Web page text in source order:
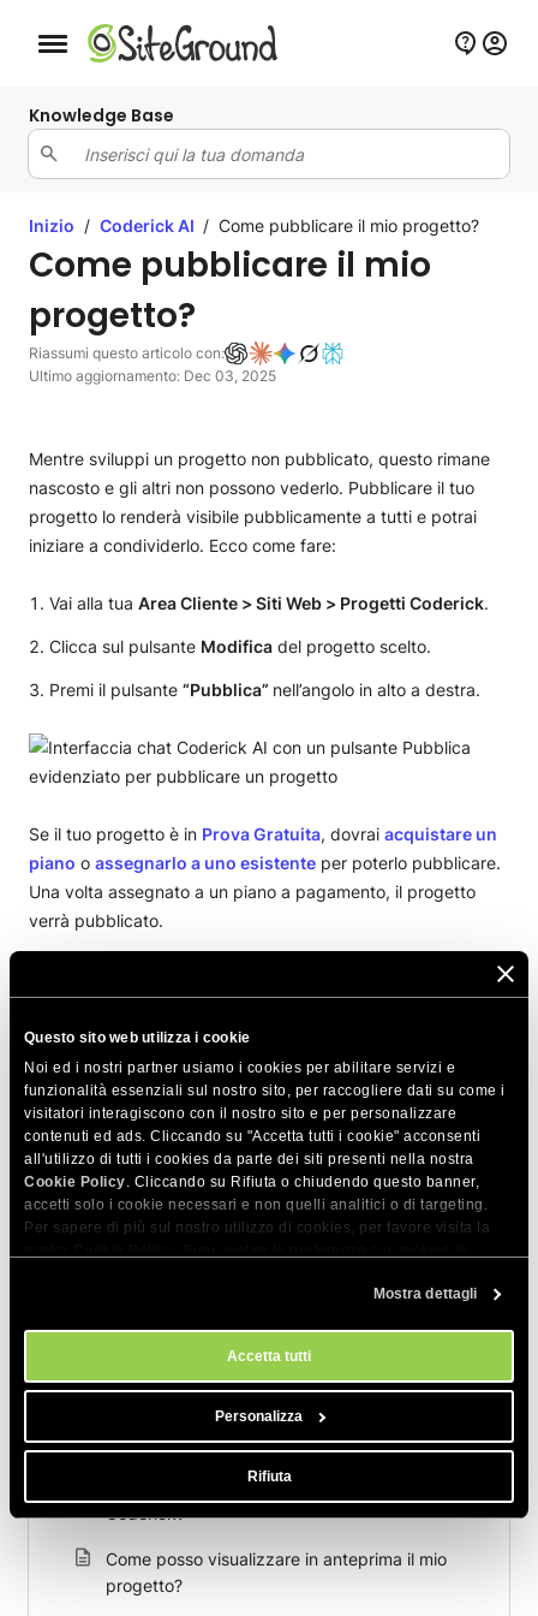
Questo sito web utilizza i cookie
Noi ed i nostri partner usiamo i cookies per abilitare servizi e
funzionalità essenziali sul nostro sito, per raccogliere dati su come i
visitatori interagiscono con il nostro sito e per personalizzare
contenuti ed ads. Cliccando su "Accetta tutti i cookie" acconsenti
all'utilizzo di tutti i cookies da parte dei siti presenti nella nostra
Cookie Policy. Cliccando su Rifiuta o chiudendo questo banner,
accetti solo i cookie necessari e non quelli analitici o di targeting.
Per sapere di più sul nostro utilizzo di cookies, per favore visita la
Mostra dettagli
Accetta tutti
Personalizza
Rifiuta
Bottone navigazione da mobile
Knowledge Base
Inizio / Coderick AI / Come pubblicare il mio progetto?
Come pubblicare il mio
progetto?
Riassumi questo articolo con:
Ultimo aggiornamento: Dec 03, 2025
Mentre sviluppi un progetto non pubblicato, questo rimane
nascosto e gli altri non possono vederlo. Pubblicare il tuo
progetto lo renderà visibile pubblicamente a tutti e potrai
iniziare a condividerlo. Ecco come fare:
Vai alla tua Area Cliente > Siti Web > Progetti Coderick.
Clicca sul pulsante Modifica del progetto scelto.
Premi il pulsante “Pubblica” nell’angolo in alto a destra.
Se il tuo progetto è in Prova Gratuita, dovrai acquistare un
piano o assegnarlo a uno esistente per poterlo pubblicare.
Una volta assegnato a un piano a pagamento, il progetto
verrà pubblicato.
I progetti che sono già sotto un piano a pagamento verranno
CONDIVIDI QUESTO ARTICOLO
Come utilizzare gli allegati immagine
Come posso ripristinare il mio progetto a una
versione precedente?
Come accedere all'editor dei progetti
Coderick?
Come posso visualizzare in anteprima il mio
progetto?